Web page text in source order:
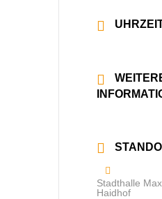
Stadthalle
Haidhof